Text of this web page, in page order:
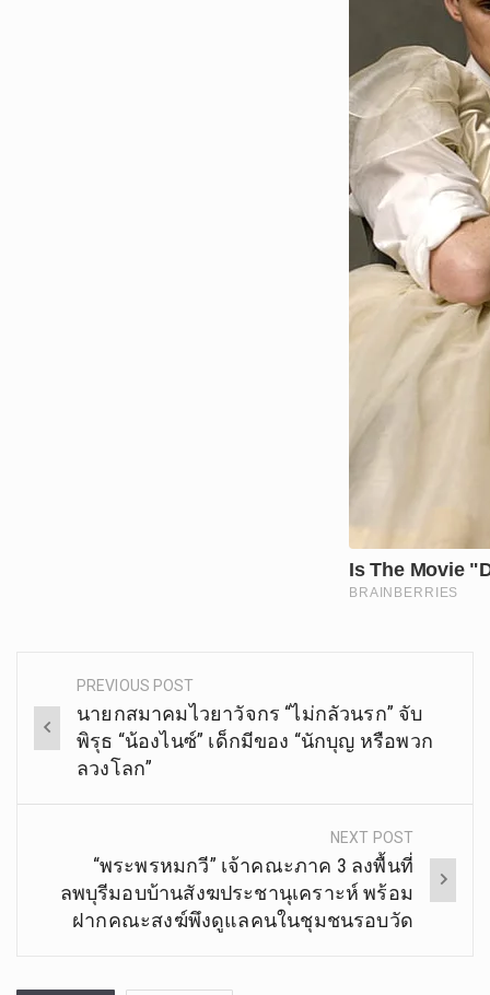
Post
navigation
PREVIOUS POST
นายกสมาคมไวยาวัจกร “ไม่กลัวนรก” จับ
พิรุธ “น้องไนซ์” เด็กมีของ “นักบุญ หรือพวก
ลวงโลก”
NEXT POST
“พระพรหมกวี” เจ้าคณะภาค 3 ลงพื้นที่
ลพบุรีมอบบ้านสังฆประชานุเคราะห์ พร้อม
ฝากคณะสงฆ์พึงดูแลคนในชุมชนรอบวัด